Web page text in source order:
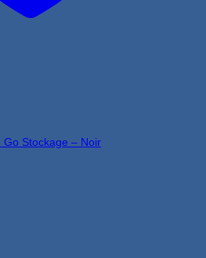
Stockage – Noir